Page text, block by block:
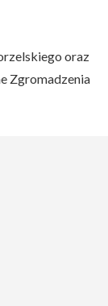
oraz
Zgromadzenia